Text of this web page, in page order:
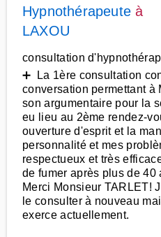
Hypnothérapeute à
LAXOU
consultation
➕ La 1ère consultation
conversation permettant à
son argumentaire pour la
eu lieu au 2ème rendez-
ouverture d'esprit et la
personnalité et mes
respectueux et très
de fumer après plus de 40
Merci Monsieur TARLET!
le consulter à nouveau
exerce actuellement.